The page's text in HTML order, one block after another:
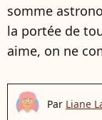
somme
la portée de
aime, on ne
Par Liane